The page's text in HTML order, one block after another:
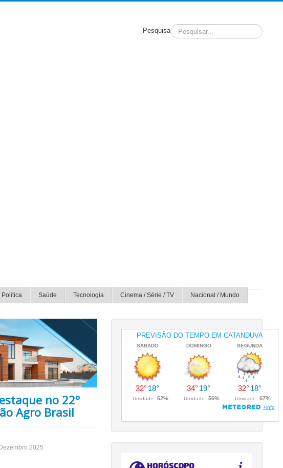
Pesquisa
Política Saúde Tecnologia Cinema / Série / TV Nacional / Mundo
no 22º
Agro Brasil
2025